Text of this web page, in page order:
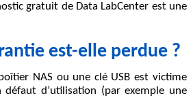
gratuit de Data LabCenter est une
est-elle perdue ?
NAS ou une clé USB est victime
défaut d’utilisation (par exemple une